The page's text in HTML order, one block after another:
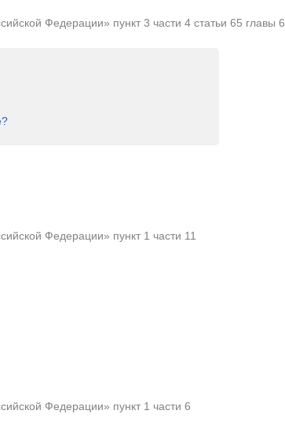
Федерации» пункт 3 части 4 статьи 65 главы 6.
Федерации» пункт 1 части 11
Федерации» пункт 1 части 6